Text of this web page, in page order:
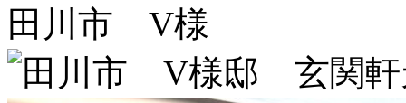
田川市 V様